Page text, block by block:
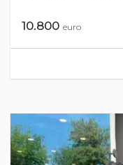
10.800 euro